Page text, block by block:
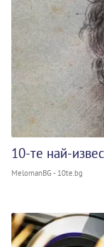
10-те най-
MelomanBG - 10te.bg